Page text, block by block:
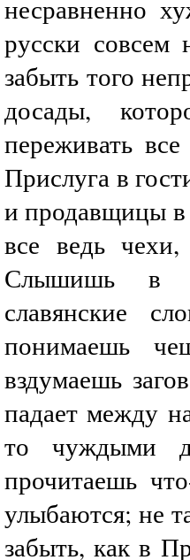
несравненно
русски совсем
забыть того
досады,
переживать
Прислуга в
и продавщицы
все ведь
Слышишь в
славянские
понимаешь
вздумаешь
падает между
то чуждыми
прочитаешь
улыбаются; не
забыть, как в